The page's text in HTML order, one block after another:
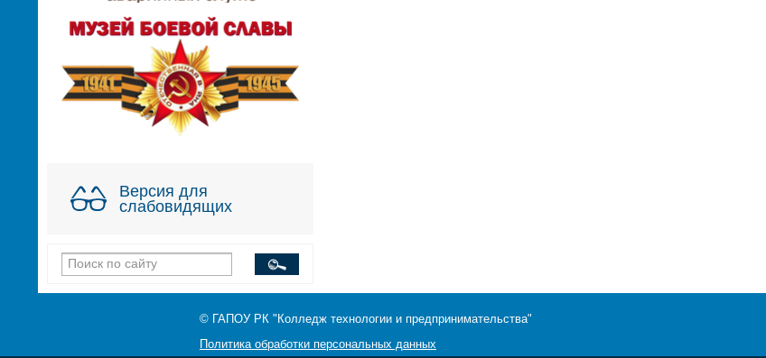
Версия для
слабовидящих
© ГАПОУ РК "Колледж технологии и предпринимательства"
Политика обработки персональных данных